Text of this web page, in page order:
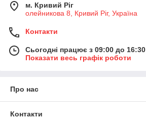
м. Кривий Ріг
олейникова 8, Кривий Ріг, Україна
Контакти
Сьогодні працює з 09:00 до 16:30
Показати весь графік роботи
Про нас
Контакти